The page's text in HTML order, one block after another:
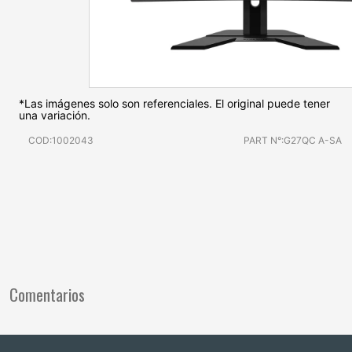
*Las imágenes solo son referenciales. El original puede tener
una variación.
COD:1002043 PART N°:G27QC A-SA
Comentarios